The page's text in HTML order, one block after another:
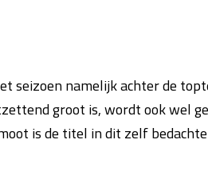
seizoen namelijk achter de
groot is, wordt ook wel
is de titel in dit zelf